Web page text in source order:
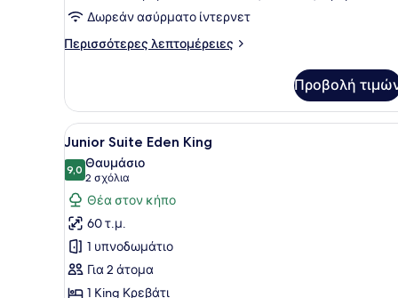
2
Double
Δωρεάν ασύρματο ίντερνετ
Περισσότερες λεπτομέρειες
Περισσότερες
Suite
Ocean
View
Double
Beds
Προβολή
Προβολή
όλων
των
φωτογραφιών
για
Junior
Suite
Eden
Ένα δωμάτιο ξενοδοχείου
4
Junior Suite Eden King
9,09,0 στα 10
Θαυμάσιο
2 σχόλια
(2
σχόλια)
Θέα στον κήπο
60 τ.μ.
1 υπνοδωμάτιο
Για 2 άτομα
1 King Κρεβάτι